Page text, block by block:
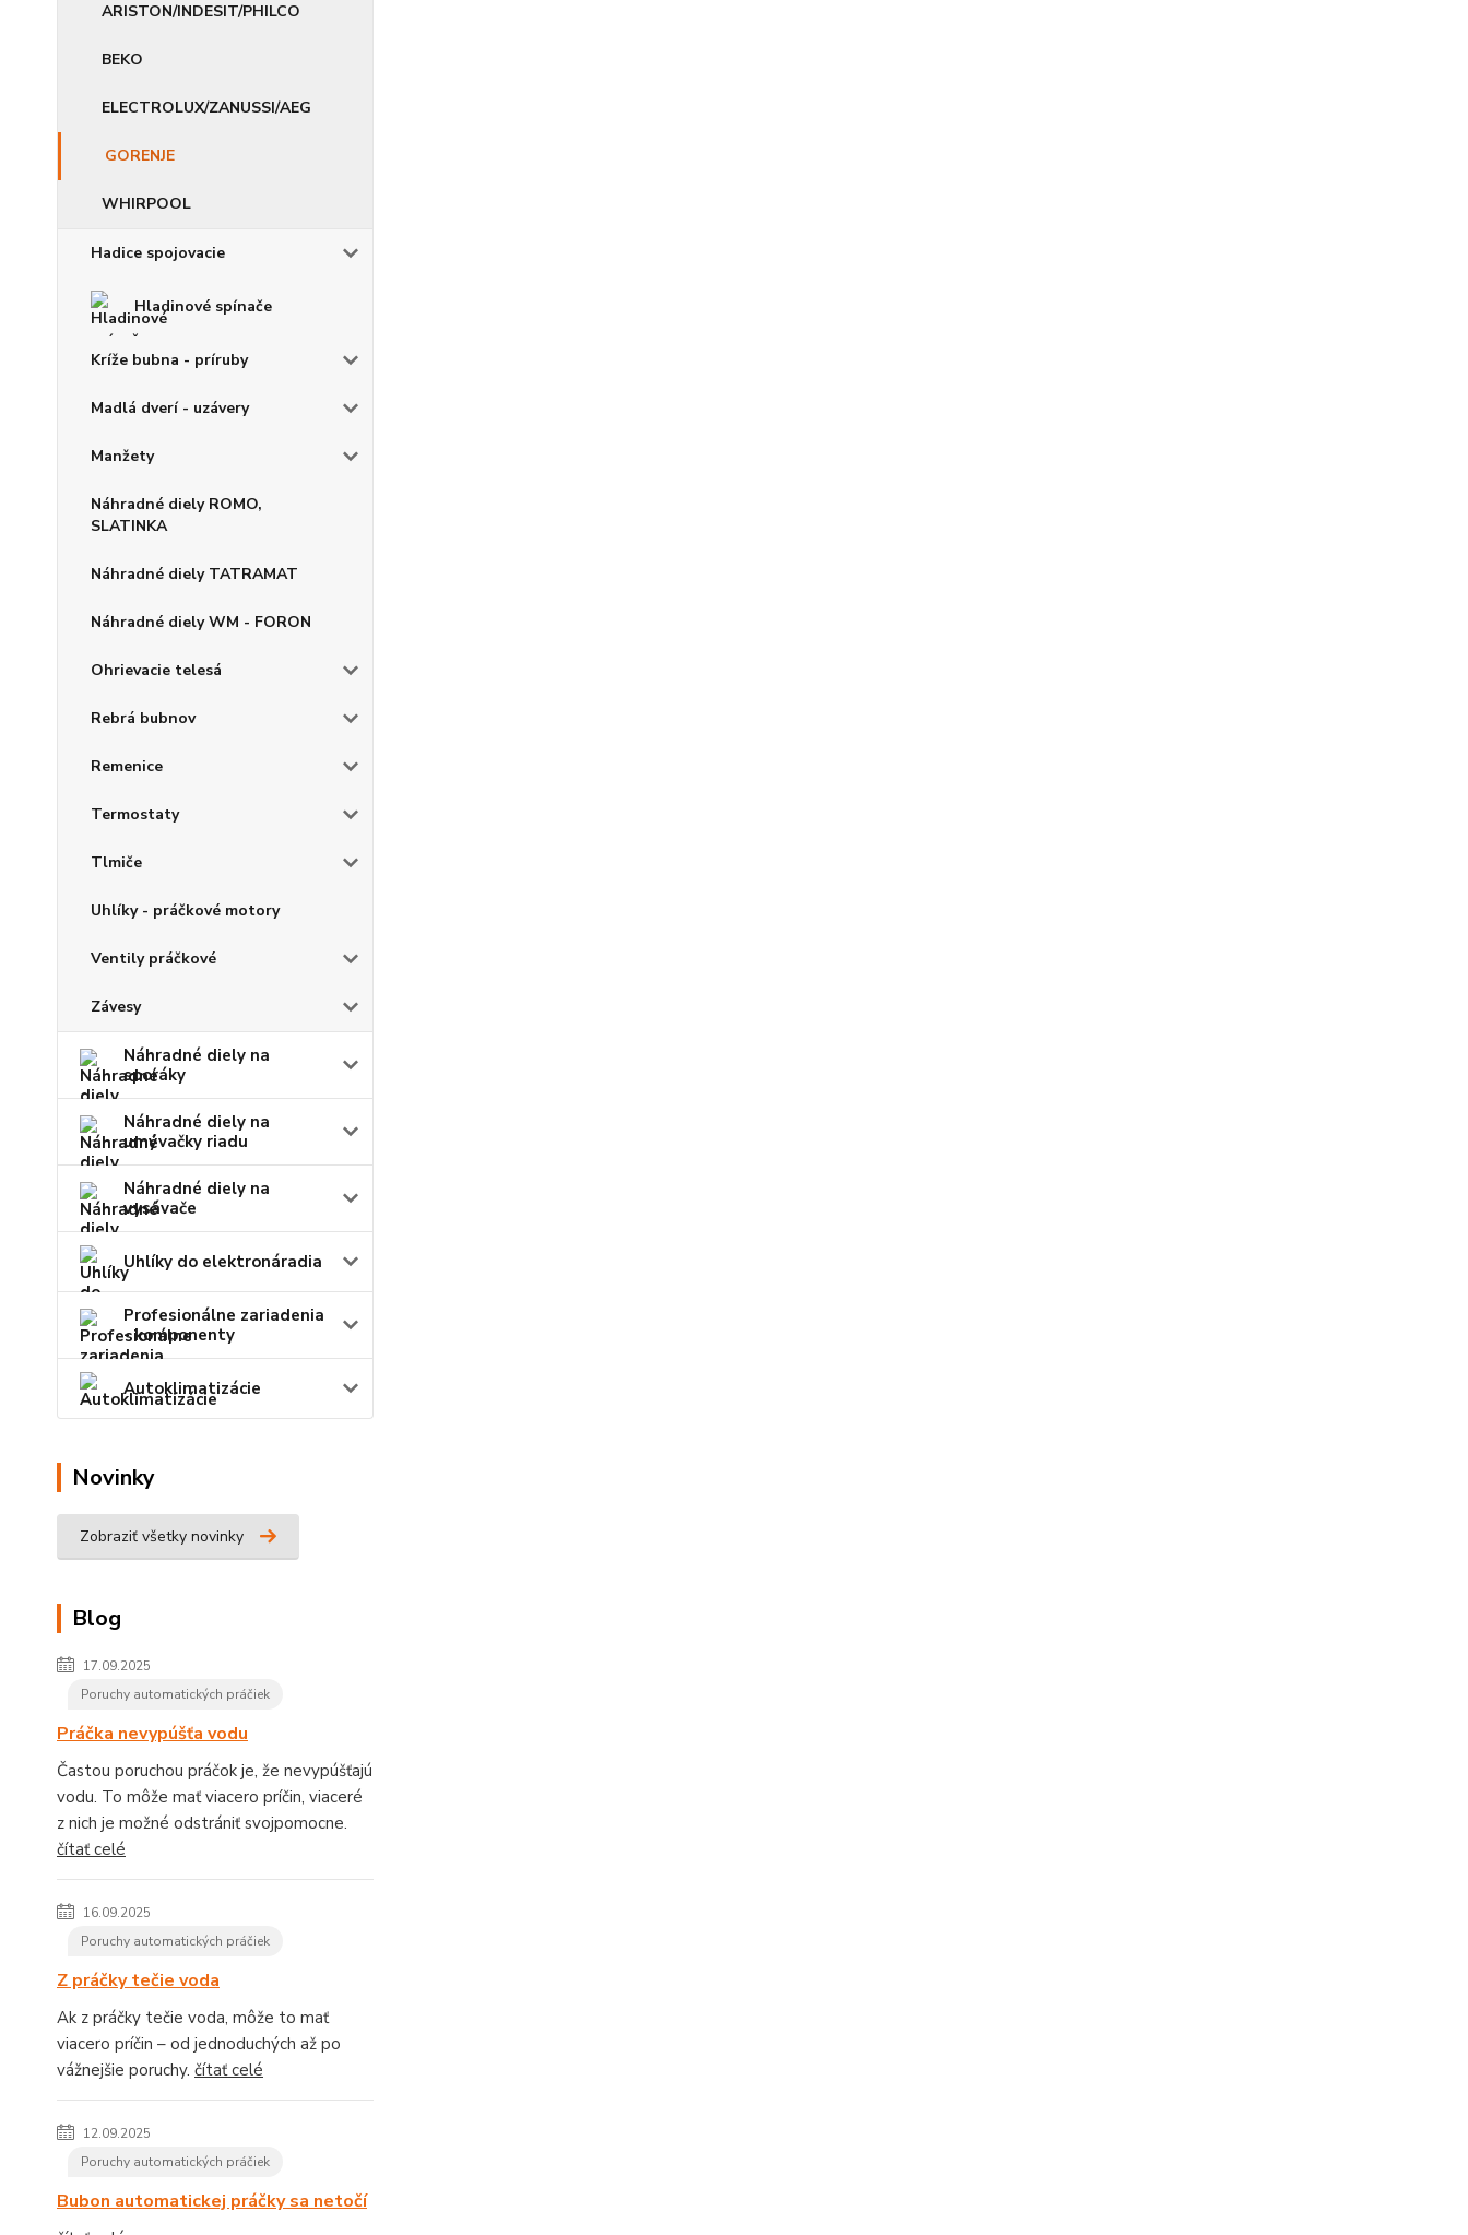
ARISTON/INDESIT/PHILCO
BEKO
ELECTROLUX/ZANUSSI/AEG
GORENJE
WHIRPOOL
Hadice spojovacie
Hladinové spínače
Kríže bubna - príruby
Madlá dverí - uzávery
Manžety
Náhradné diely ROMO,
SLATINKA
Náhradné diely TATRAMAT
Náhradné diely WM - FORON
Ohrievacie telesá
Rebrá bubnov
Remenice
Termostaty
Tlmiče
Uhlíky - práčkové motory
Ventily práčkové
Závesy
Náhradné diely na
sporáky
Náhradné diely na
umývačky riadu
Náhradné diely na
vysávače
Uhlíky do elektronáradia
Profesionálne zariadenia
- komponenty
Autoklimatizácie
Novinky
Zobraziť všetky novinky
Blog
17.09.2025
Poruchy automatických práčiek
Práčka nevypúšťa vodu
Častou poruchou práčok je, že nevypúšťajú
vodu. To môže mať viacero príčin, viaceré
z nich je možné odstrániť svojpomocne.
čítať celé
16.09.2025
Poruchy automatických práčiek
Z práčky tečie voda
Ak z práčky tečie voda, môže to mať
viacero príčin – od jednoduchých až po
vážnejšie poruchy. čítať celé
12.09.2025
Poruchy automatických práčiek
Bubon automatickej práčky sa netočí